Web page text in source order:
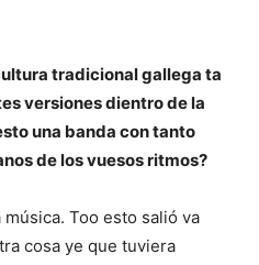
tradicional gallega ta
versiones dientro de la
una banda con tanto
de los vuesos ritmos?
música. Too esto salió va
cosa ye que tuviera